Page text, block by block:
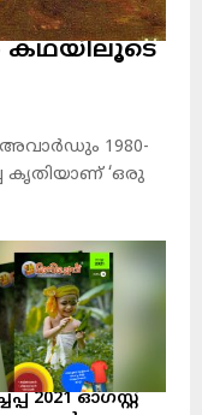
കഥയിലൂടെ
അവാര്‍ഡും 1980-
കൃതിയാണ് ‘ഒരു
2021 ഓഗസ്റ്റ്